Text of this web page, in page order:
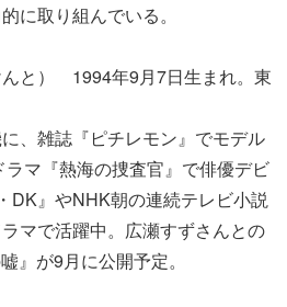
に取り組んでいる。
と） 1994年9月7日生まれ。東
、雑誌『ピチレモン』でモデル
マ『熱海の捜査官』で俳優デビ
DK』やNHK朝の連続テレビ小説
マで活躍中。広瀬すずさんとの
』が9月に公開予定。